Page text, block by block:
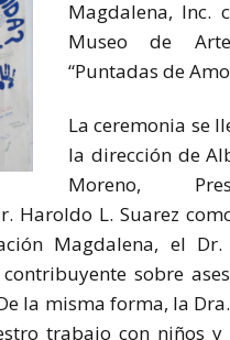
Magdalena, Inc.
Museo de
“Puntadas de
La ceremonia se
la dirección de
Moreno,
Haroldo L. Suarez
Magdalena, el Dr.
sobre
la misma forma, la
trabajo con niños y